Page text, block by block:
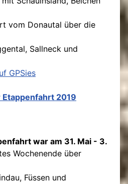
vom Donautal über die
Sallneck und
GPSies
2019
war am 31. Mai - 3.
Wochenende über
Füssen und